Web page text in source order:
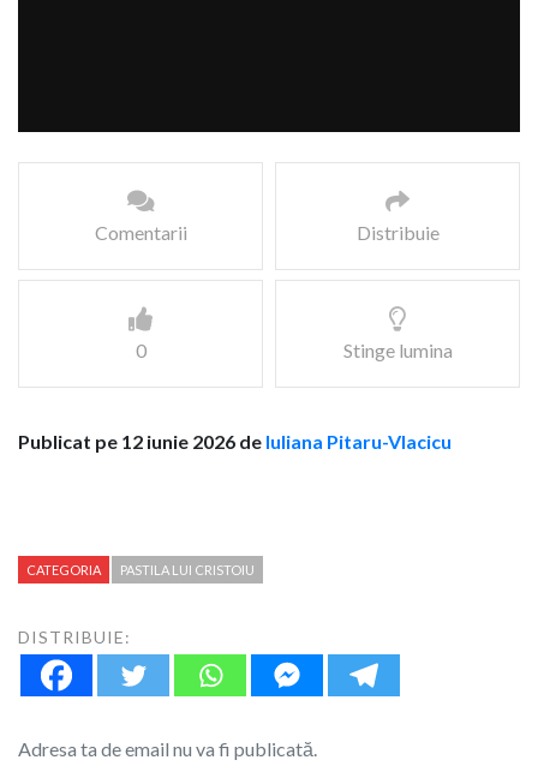
Comentarii Distribuie
0 Stinge lumina
Publicat pe 12 iunie 2026 de Iuliana Pitaru-Vlacicu
CATEGORIA PASTILA LUI CRISTOIU
DISTRIBUIE:
Adresa ta de email nu va fi publicată.